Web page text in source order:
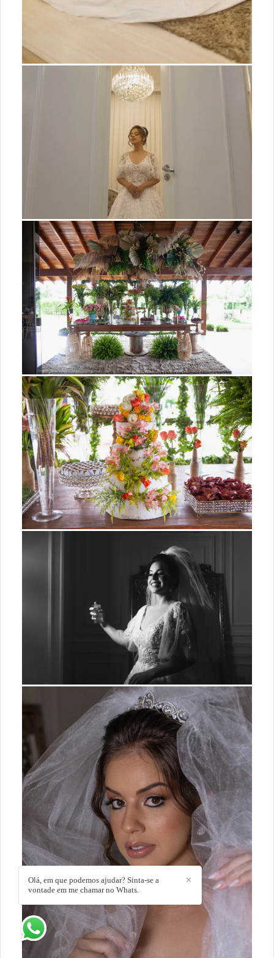
✕
Olá, em que podemos ajudar? Sinta-se a
vontade em me chamar no Whats.